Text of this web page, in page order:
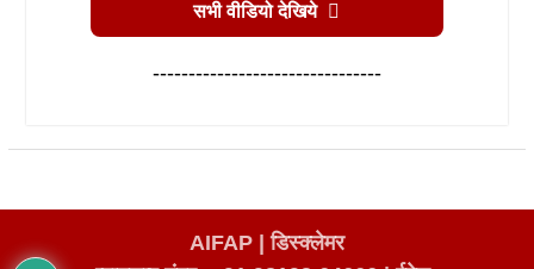
सभी वीडियो देखिये
--------------------------------
AIFAP |डिस्क्लेमर